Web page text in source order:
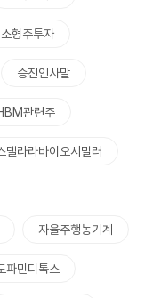
소형주투자
승진인사말
관련주
텔라라바이오시밀러
자율주행농기계
파민디톡스